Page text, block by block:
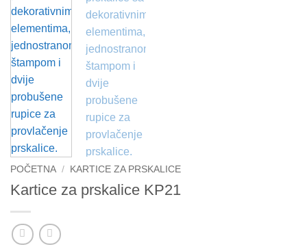
POČETNA / KARTICE ZA PRSKALICE
Kartice za prskalice KP21